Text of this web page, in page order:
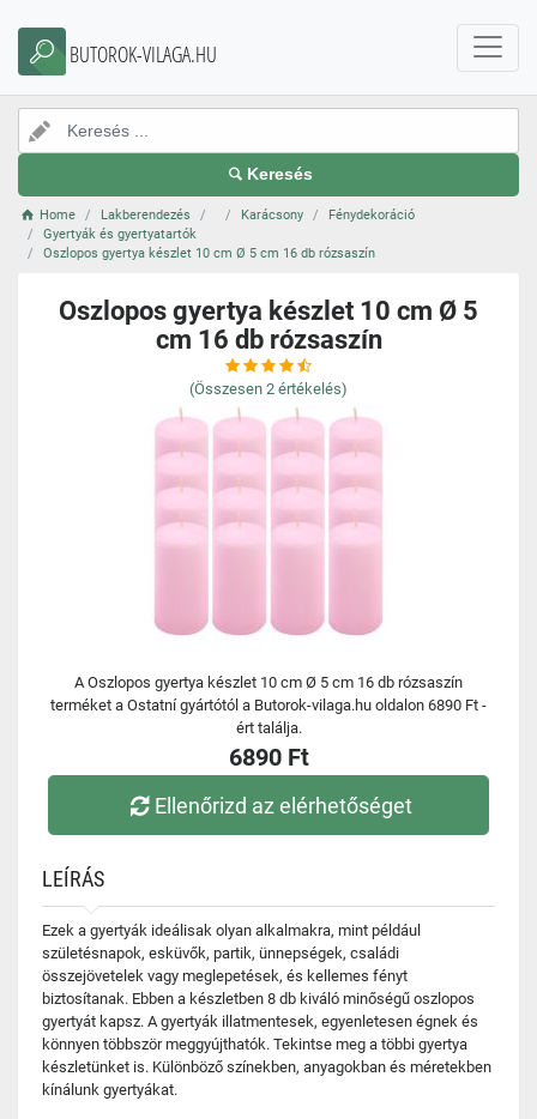
BUTOROK-VILAGA.HU
Keresés
Home Lakberendezés Karácsony
Fénydekoráció
Gyertyák és gyertyatartók
Oszlopos gyertya készlet 10 cm Ø 5 cm 16 db rózsaszín
Oszlopos gyertya készlet 10 cm Ø 5
cm 16 db rózsaszín
(Összesen 2 értékelés)
A Oszlopos gyertya készlet 10 cm Ø 5 cm 16 db rózsaszín
terméket a Ostatní gyártótól a Butorok-vilaga.hu oldalon 6890 Ft -
ért találja.
6890 Ft
Ellenőrizd az elérhetőséget
LEÍRÁS
Ezek a gyertyák ideálisak olyan alkalmakra, mint például
születésnapok, esküvők, partik, ünnepségek, családi
összejövetelek vagy meglepetések, és kellemes fényt
biztosítanak. Ebben a készletben 8 db kiváló minőségű oszlopos
gyertyát kapsz. A gyertyák illatmentesek, egyenletesen égnek és
könnyen többször meggyújthatók. Tekintse meg a többi gyertya
készletünket is. Különböző színekben, anyagokban és méretekben
kínálunk gyertyákat.